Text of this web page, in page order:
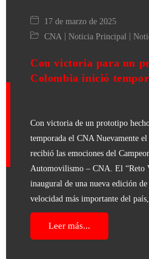
17 de marzo de 2025
CNA | Noticia Principal |
Con victoria para un
Colombia inició
Con victoria de un prototipo
temporada el CNA Nuevamente
recibió las emociones del
Automovilismo – CNA. El “Reto
inaugural de una nueva edición
velocidad más importante del
Leer más...